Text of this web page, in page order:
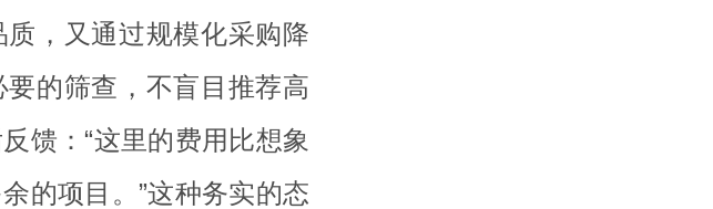
，又通过规模化采购降
的筛查，不盲目推荐高
馈：“这里的费用比想象
的项目。”这种务实的态